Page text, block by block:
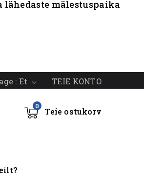
lähedaste mälestuspaika
TEIE KONTO
:Et 
0
Teie ostukorv